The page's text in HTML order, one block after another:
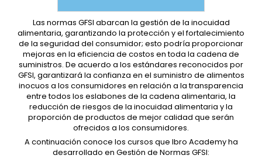
Las normas GFSI abarcan la gestión de la inocuidad
alimentaria, garantizando la protección y el fortalecimiento
de la seguridad del consumidor; esto podría proporcionar
mejoras en la eficiencia de costos en toda la cadena de
suministros. De acuerdo a los estándares reconocidos por
GFSI, garantizará la confianza en el suministro de alimentos
inocuos a los consumidores en relación a la transparencia
entre todos los eslabones de la cadena alimentaria, la
reducción de riesgos de la inocuidad alimentaria y la
proporción de productos de mejor calidad que serán
ofrecidos a los consumidores.
A continuación conoce los cursos que Ibro Academy ha
desarrollado en Gestión de Normas GFSI: